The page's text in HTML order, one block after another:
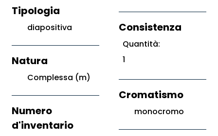
Tipologia
diapositiva
Natura
Complessa (m)
Numero
d'inventario
Consistenza
Quantità:
1
Cromatismo
monocromo